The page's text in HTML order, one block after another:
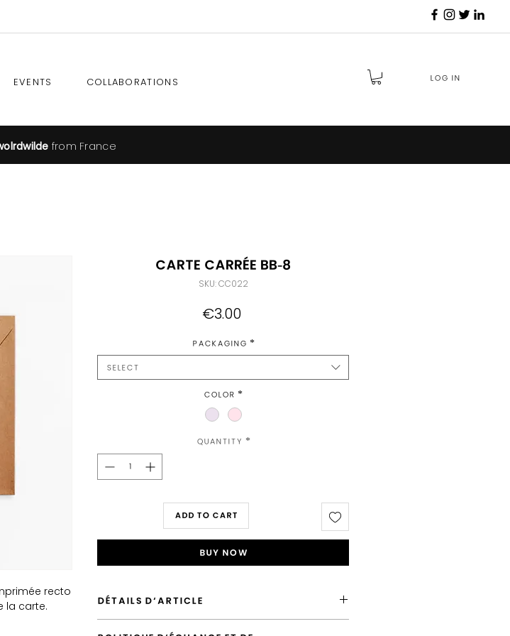
EVENTS COLLABORATIONS Log in
recto
la carte.
Carte Carrée BB-8
SKU: CC022
€3.00Price
Packaging *
Select
Color *
Quantity *
Add to Cart
Buy Now
DÉTAILS D'ARTICLE
from France